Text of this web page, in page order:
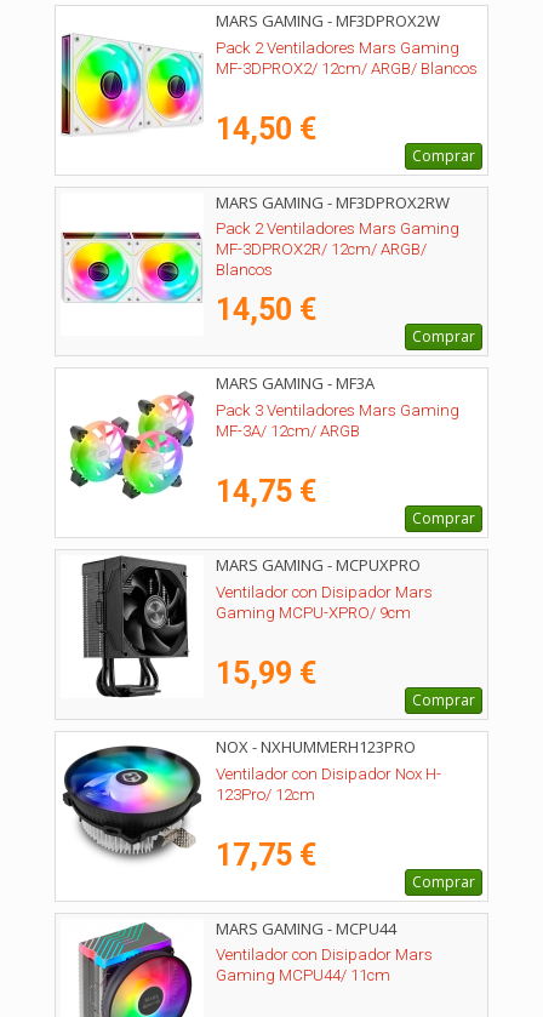
MARS GAMING - MF3DPROX2W
Pack 2 Ventiladores Mars Gaming
MF-3DPROX2/ 12cm/ ARGB/ Blancos
14,50 €
Comprar
MARS GAMING - MF3DPROX2RW
Pack 2 Ventiladores Mars Gaming
MF-3DPROX2R/ 12cm/ ARGB/
Blancos
14,50 €
Comprar
MARS GAMING - MF3A
Pack 3 Ventiladores Mars Gaming
MF-3A/ 12cm/ ARGB
14,75 €
Comprar
MARS GAMING - MCPUXPRO
Ventilador con Disipador Mars
Gaming MCPU-XPRO/ 9cm
15,99 €
Comprar
NOX - NXHUMMERH123PRO
Ventilador con Disipador Nox H-
123Pro/ 12cm
17,75 €
Comprar
MARS GAMING - MCPU44
Ventilador con Disipador Mars
Gaming MCPU44/ 11cm